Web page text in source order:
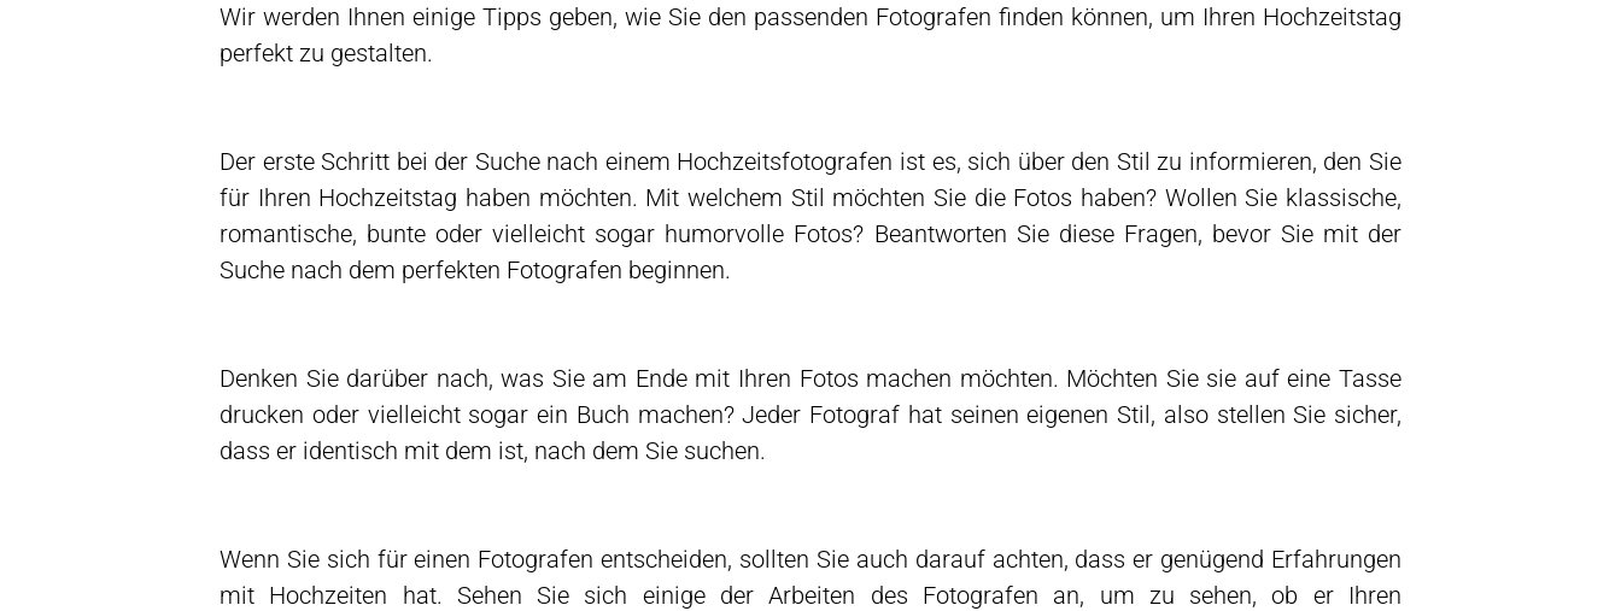
Wir werden Ihnen einige Tipps geben, wie Sie den passenden Fotografen finden können, um Ihren Hochzeitstag
perfekt zu gestalten.
Der erste Schritt bei der Suche nach einem Hochzeitsfotografen ist es, sich über den Stil zu informieren, den Sie
für Ihren Hochzeitstag haben möchten. Mit welchem Stil möchten Sie die Fotos haben? Wollen Sie klassische,
romantische, bunte oder vielleicht sogar humorvolle Fotos? Beantworten Sie diese Fragen, bevor Sie mit der
Suche nach dem perfekten Fotografen beginnen.
Denken Sie darüber nach, was Sie am Ende mit Ihren Fotos machen möchten. Möchten Sie sie auf eine Tasse
drucken oder vielleicht sogar ein Buch machen? Jeder Fotograf hat seinen eigenen Stil, also stellen Sie sicher,
dass er identisch mit dem ist, nach dem Sie suchen.
Wenn Sie sich für einen Fotografen entscheiden, sollten Sie auch darauf achten, dass er genügend Erfahrungen
mit Hochzeiten hat. Sehen Sie sich einige der Arbeiten des Fotografen an, um zu sehen, ob er Ihren